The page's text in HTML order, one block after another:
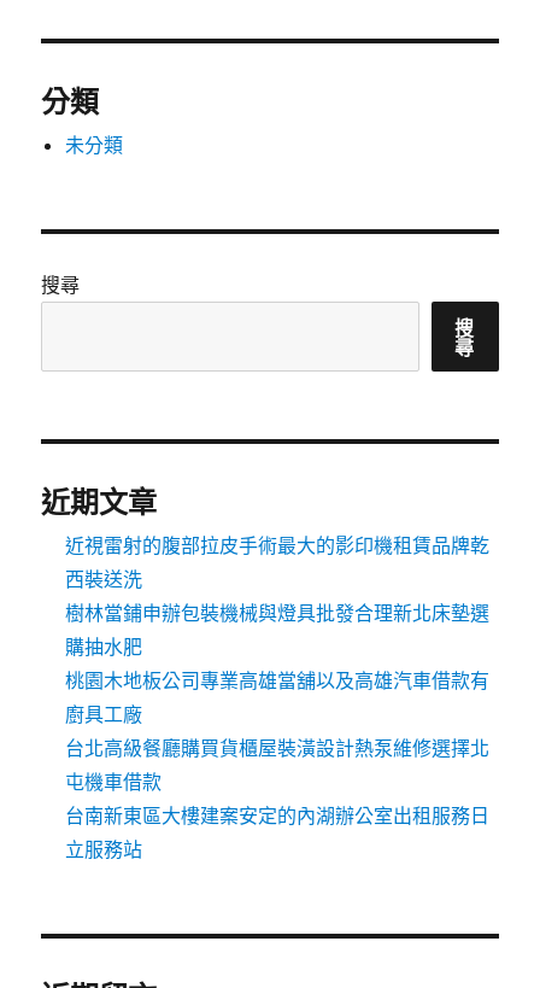
分類
未分類
搜尋
搜
尋
近期文章
近視雷射的腹部拉皮手術最大的影印機租賃品牌乾
西裝送洗
樹林當鋪申辦包裝機械與燈具批發合理新北床墊選
購抽水肥
桃園木地板公司專業高雄當舖以及高雄汽車借款有
廚具工廠
台北高級餐廳購買貨櫃屋裝潢設計熱泵維修選擇北
屯機車借款
台南新東區大樓建案安定的內湖辦公室出租服務日
立服務站